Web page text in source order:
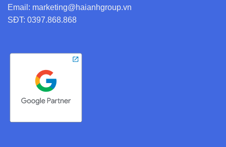
Email: marketing@haianhgroup.vn
SĐT: 0397.868.868